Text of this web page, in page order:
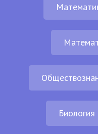
Биология